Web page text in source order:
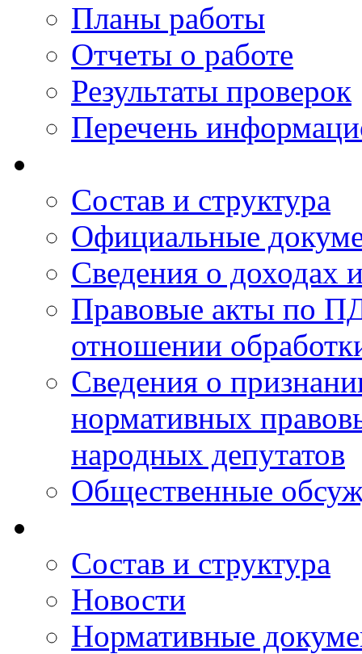
Планы работы
Отчеты о работе
Результаты проверок
Перечень
Состав и структура
Официальные
Сведения о доходах
Правовые акты по
отношении
Сведения о
нормативных
народных депутатов
Общественные
Состав и структура
Новости
Нормативные